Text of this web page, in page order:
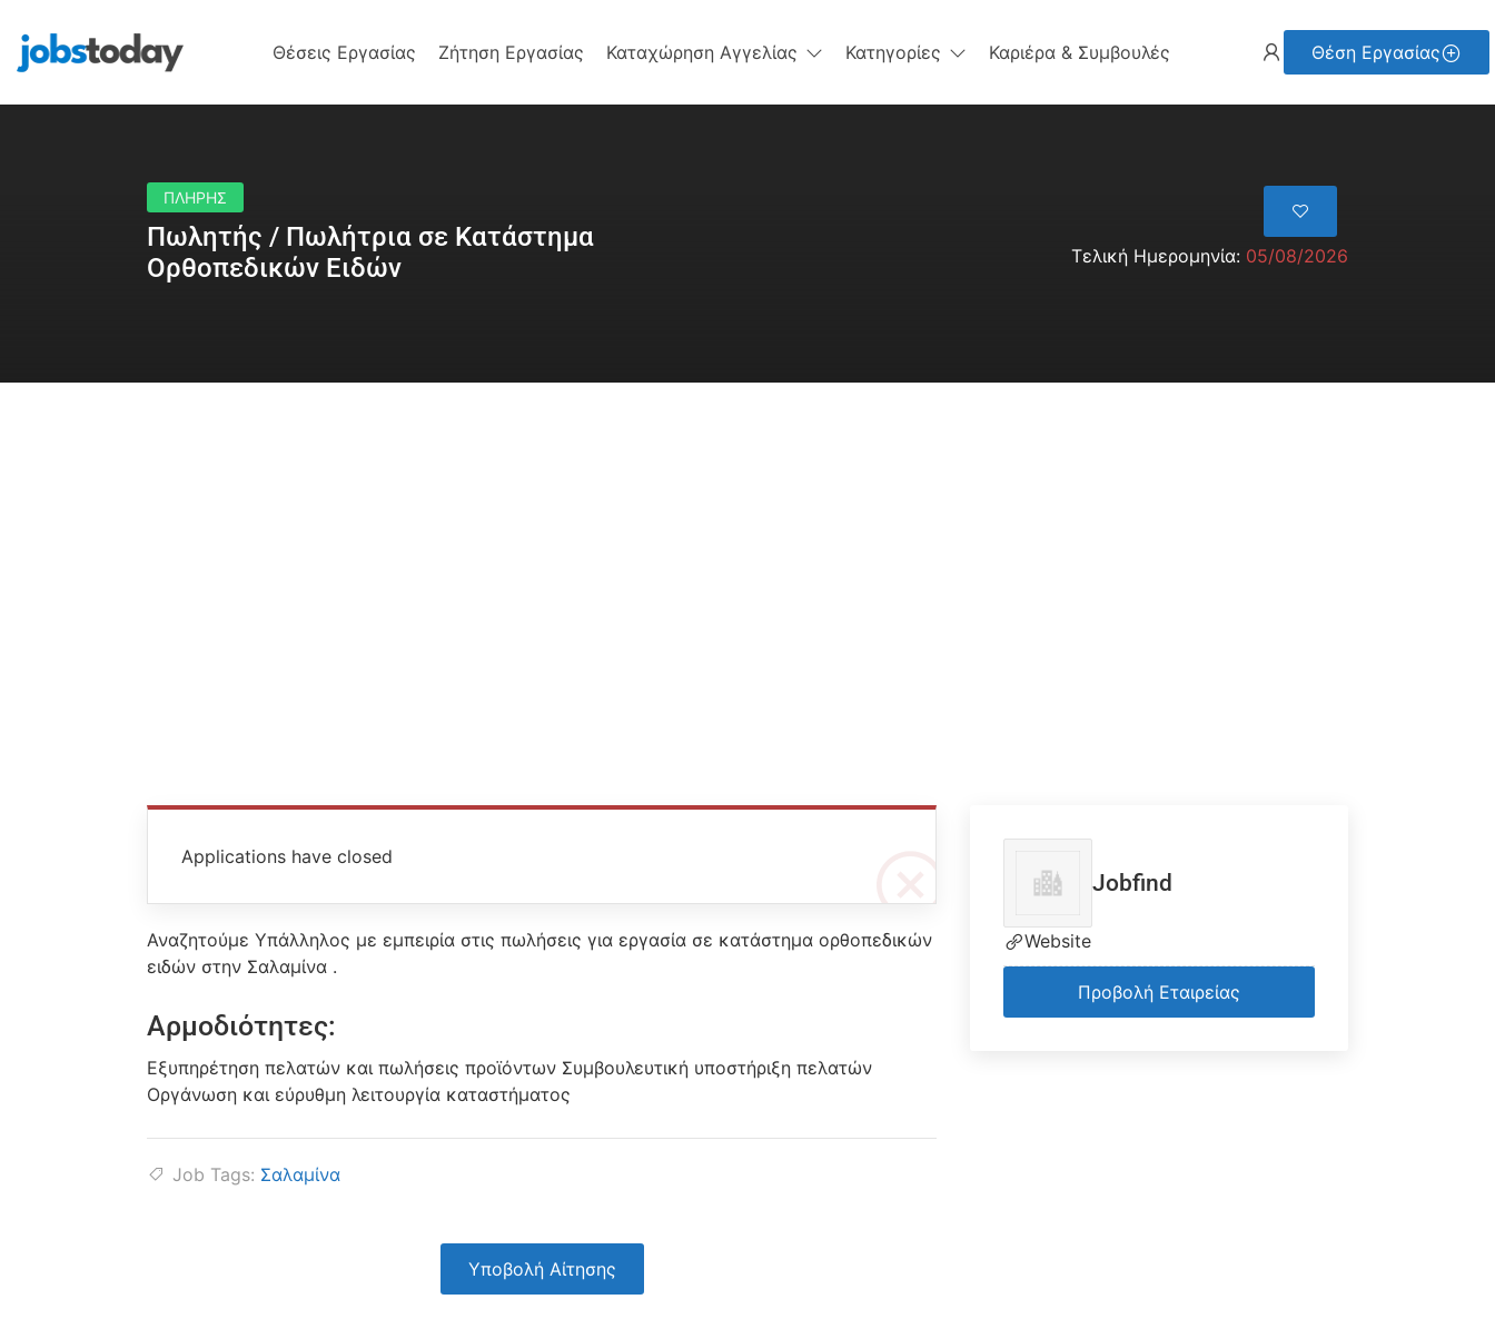
Θέσεις Εργασίας Ζήτηση Εργασίας Καταχώρηση Αγγελίας Κατηγορίες Καριέρα & Συμβουλές Θέση Εργασίας
ΠΛΗΡΗΣ
Πωλητής / Πωλήτρια σε Κατάστημα
Ορθοπεδικών Ειδών
Τελική Ημερομηνία: 05/08/2026
Applications have closed
Αναζητούμε Υπάλληλος με εμπειρία στις πωλήσεις για εργασία σε κατάστημα ορθοπεδικών
ειδών στην Σαλαμίνα .
Αρμοδιότητες:
Εξυπηρέτηση πελατών και πωλήσεις προϊόντων Συμβουλευτική υποστήριξη πελατών
Οργάνωση και εύρυθμη λειτουργία καταστήματος
Job Tags: Σαλαμίνα
Υποβολή Αίτησης
Jobfind
Website
Προβολή Εταιρείας